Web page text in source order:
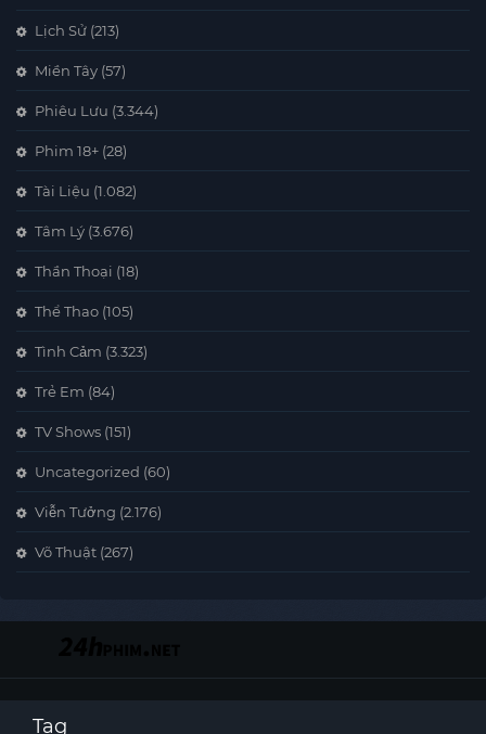
Lịch Sử (213)
Miền Tây (57)
Phiêu Lưu (3.344)
Phim 18+ (28)
Tài Liệu (1.082)
Tâm Lý (3.676)
Thần Thoại (18)
Thể Thao (105)
Tình Cảm (3.323)
Trẻ Em (84)
TV Shows (151)
Uncategorized (60)
Viễn Tưởng (2.176)
Võ Thuật (267)
Tag